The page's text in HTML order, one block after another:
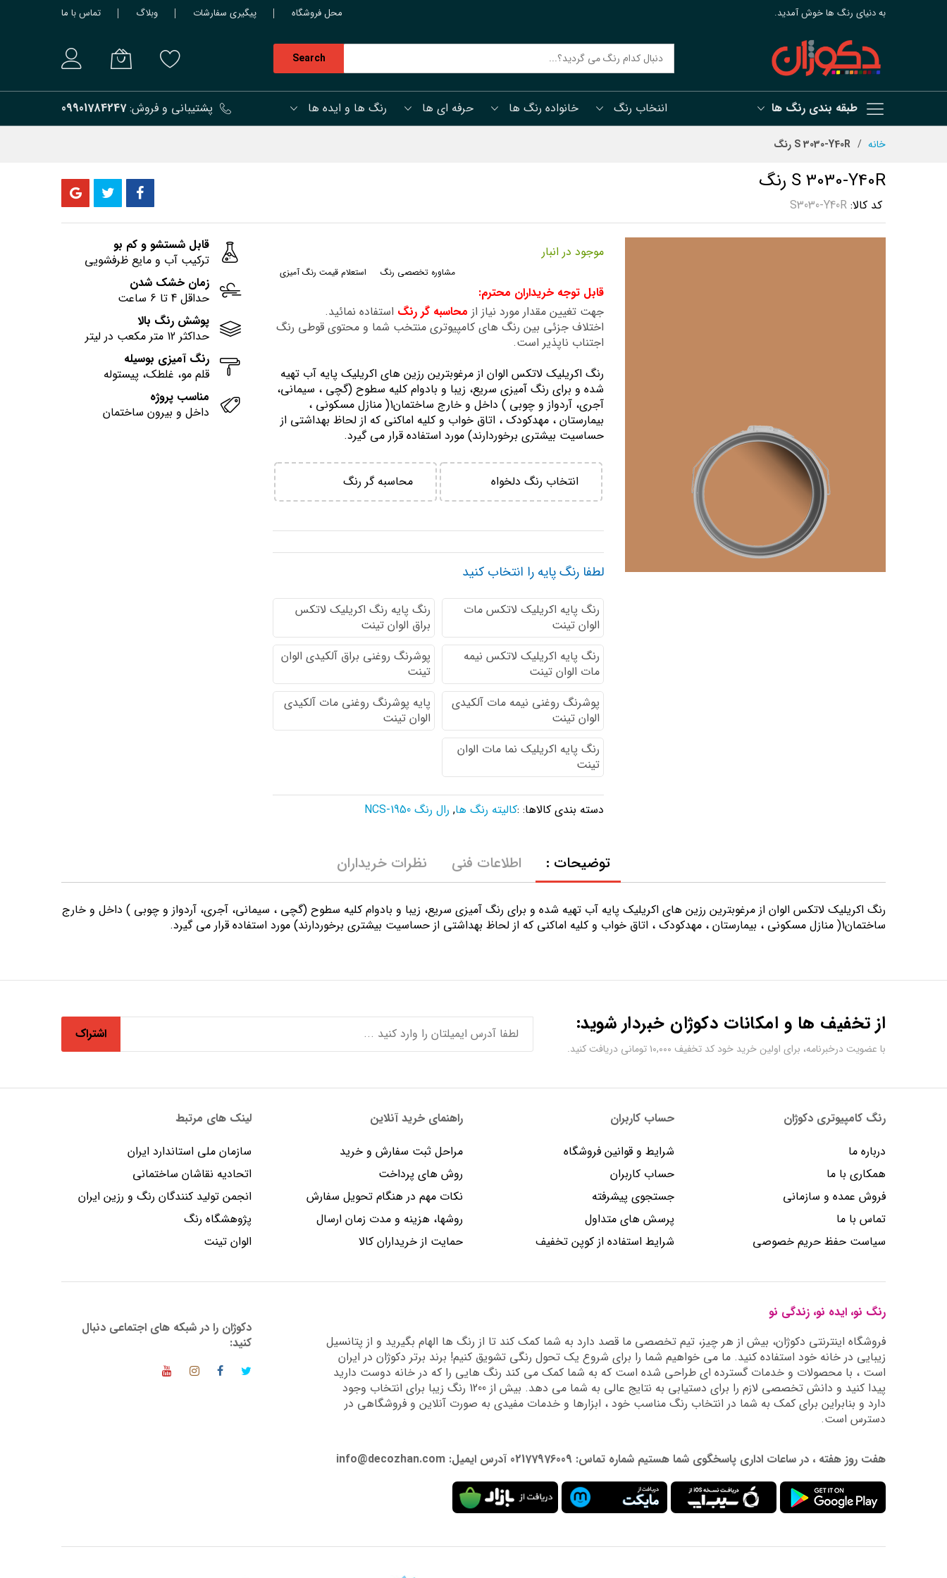
به دنیای رنگ ها خوش آمدید. محل فروشگاه پیگیری سفارشات وبلاگ تماس با ما
طبقه بندی رنگ ها
Search
اننخاب رنگ خانواده رنگ ها حرفه ای ها رنگ ها و ایده ها پشتیبانی و فروش:09901784247
خانه S 3030-Y40R رنگ
S 3030-Y40R رنگ
کد کالا S3030-Y40R
موجود در انبار
استعلام قیمت رنگ آمیزی مشاوره تخصصی رنگ
قابل توجه خریداران محترم:
جهت تغیین مقدار مورد نیاز از محاسبه گر رنگ استفاده نمائید.
اختلاف جزئی بین رنگ های کامپیوتری منتخب شما و محتوی قوطی رنگ
اجتناب ناپذیر است.
رنگ اكريليك لاتكس الوان از مرغوبترين رزين هاي اكريليك پايه آب تهيه
شده و برای رنگ آمیزی سریع، زیبا و بادوام کلیه سطوح (گچی ، سیمانی،
آجری، آردواز و چوبی ) داخل و خارج ساختمان1( منازل مسكوني ،
بيمارستان ، مهدكودك ، اتاق خواب و كليه اماكني كه از لحاظ بهداشتي از
حساسيت بيشتري برخوردارند) مورد استفاده قرار می گیرد.
انتخاب رنگ دلخواه محاسبه گر رنگ
لطفا رنگ پایه را انتخاب کنید
رنگ پایه اكريليك لاتكس مات
الوان تینت
رنگ پایه رنگ اكريليك لاتكس
براق الوان تینت
رنگ پایه اكريليك لاتكس نيمه
مات الوان تینت
پوشرنگ روغنی براق آلکیدی الوان
تینت
پوشرنگ روغنی نیمه مات آلکیدی
الوان تینت
پایه پوشرنگ روغنی مات آلکیدی
الوان تینت
رنگ پایه اکریلیک نما مات الوان
تینت
دسته بندی کالاها: :کالیته رنگ ها, رال رنگ NCS-1950
قابل شستشو و کم بو
ترکیب آب و مایع ظرفشویی
زمان خشک شدن
حداقل 4 تا 6 ساعت
پوشش رنگ بالا
حداکثر 12 متر مکعب در لیتر
رنگ آمیزی بوسیله
قلم مو، غلطک، پیستوله
مناسب پروژه
داخل و بیرون ساختمان
توضیحات :
رنگ اكريليك لاتكس الوان از مرغوبترين رزين هاي اكريليك پايه آب تهيه شده و برای رنگ آمیزی سریع، زیبا و بادوام کلیه سطوح (گچی ، سیمانی، آجری، آردواز و چوبی ) داخل و خارج
ساختمان1( منازل مسكوني ، بيمارستان ، مهدكودك ، اتاق خواب و كليه اماكني كه از لحاظ بهداشتي از حساسيت بيشتري برخوردارند) مورد استفاده قرار می گیرد.
اطلاعات فنی نظرات خریداران
از تخفیف ها و امکانات دکوژان خبردار شوید:
با عضویت درخبرنامه، برای اولین خرید خود کد تخفیف ۱۰,۰۰۰ تومانی دریافت کنید.
اشتراک
رنگ کامپیوتری دکوژان
درباره ما
همکاری با ما
فروش عمده و سازمانی
تماس با ما
سیاست حفظ حریم خصوصی
حساب کاربران
شرایط و قوانین فروشگاه
حساب کاربران
جستجوی پیشرفته
پرسش های متداول
شرایط استفاده از کوپن تخفیف
راهنمای خرید آنلاین
مراحل ثبت سفارش و خرید
روش های پرداخت
نکات مهم در هنگام تحویل سفارش
روشها، هزینه و مدت زمان ارسال
حمایت از خریداران کالا
لینک های مرتبط
سازمان ملی استاندارد ایران
اتحادیه نقاشان ساختمانی
انجمن توليد كنندگان رنگ و رزين ايران
پژوهشگاه رنگ
الوان تینت
رنگ نو، ایده نو، زندگی نو
فروشگاه اینترنتی دکوژان، بیش از هر چیز، تیم تخصصی ما قصد دارد به شما کمک کند تا از رنگ ها الهام بگیرید و از پتانسیل
زیبایی در خانه خود استفاده کنید. ما می خواهیم شما را برای شروع یک تحول رنگی تشویق کنیم! برند برتر دکوژان در ایران
است ، با محصولات و خدمات گسترده ای طراحی شده است که به شما کمک می کند رنگ هایی را که در خانه دوست دارید
پیدا کنید و دانش تخصصی لازم را برای دستیابی به نتایج عالی به شما می دهد. بیش از 1200 رنگ زیبا برای انتخاب وجود
دارد و بنابراین برای کمک به شما در انتخاب رنگ مناسب خود ، ابزارها و خدمات مفیدی به صورت آنلاین و فروشگاهی در
دسترس است.
هفت روز هفته ، در ساعات اداری پاسخگوی شما هستیم شماره تماس: 02177976009 آدرس ایمیل: info@decozhan.com
دکوژان را در شبکه های اجتماعی دنبال
کنید: